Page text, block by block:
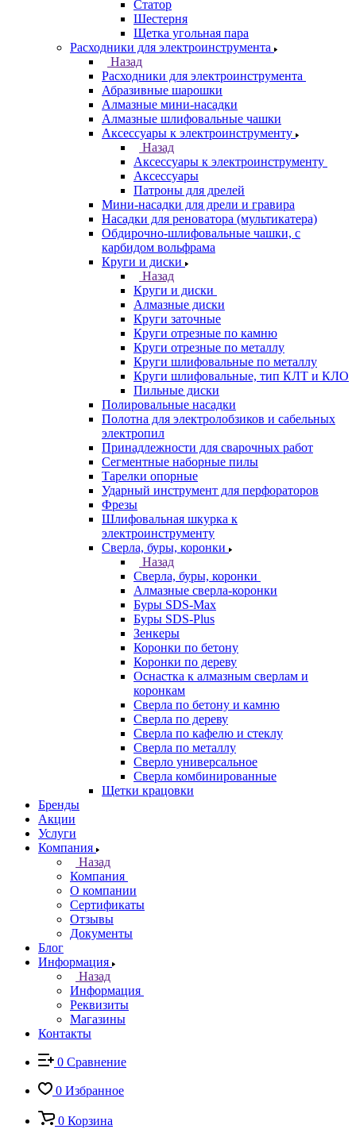
Статор
Шестерня
Щетка угольная пара
Расходники для электроинструмента
Назад
Расходники для электроинструмента
Абразивные шарошки
Алмазные мини-насадки
Алмазные шлифовальные чашки
Аксессуары к электроинструменту
Назад
Аксессуары к электроинструменту
Аксессуары
Патроны для дрелей
Мини-насадки для дрели и гравира
Насадки для реноватора (мультикатера)
Обдирочно-шлифовальные чашки, с
карбидом вольфрама
Круги и диски
Назад
Круги и диски
Алмазные диски
Круги заточные
Круги отрезные по камню
Круги отрезные по металлу
Круги шлифовальные по металлу
Круги шлифовальные, тип КЛТ и КЛО
Пильные диски
Полировальные насадки
Полотна для электролобзиков и сабельных
электропил
Принадлежности для сварочных работ
Сегментные наборные пилы
Тарелки опорные
Ударный инструмент для перфораторов
Фрезы
Шлифовальная шкурка к
электроинструменту
Сверла, буры, коронки
Назад
Сверла, буры, коронки
Алмазные сверла-коронки
Буры SDS-Max
Буры SDS-Plus
Зенкеры
Коронки по бетону
Коронки по дереву
Оснастка к алмазным сверлам и
коронкам
Сверла по бетону и камню
Сверла по дереву
Сверла по кафелю и стеклу
Сверла по металлу
Сверло универсальное
Сверла комбинированные
Щетки крацовки
Бренды
Акции
Услуги
Компания
Назад
Компания
О компании
Сертификаты
Отзывы
Документы
Блог
Информация
Назад
Информация
Реквизиты
Магазины
Контакты
0 Сравнение
0 Избранное
0 Корзина